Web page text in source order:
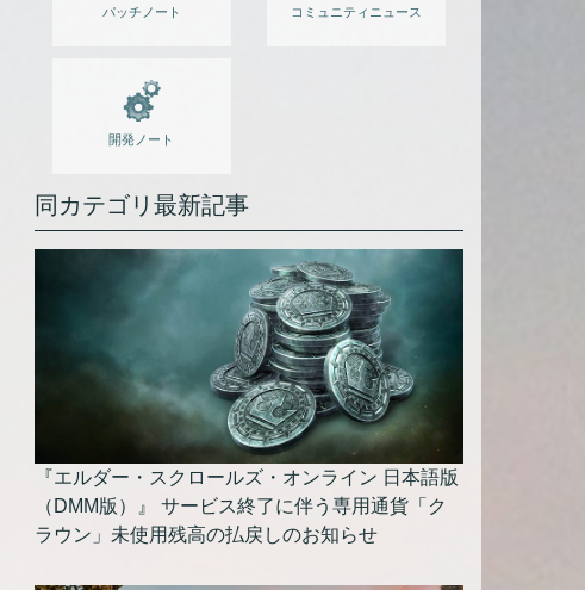
パッチノート コミュニティニュース
開発ノート
同カテゴリ最新記事
『エルダー・スクロールズ・オンライン 日本語版
（DMM版）』 サービス終了に伴う専用通貨「ク
ラウン」未使用残高の払戻しのお知らせ